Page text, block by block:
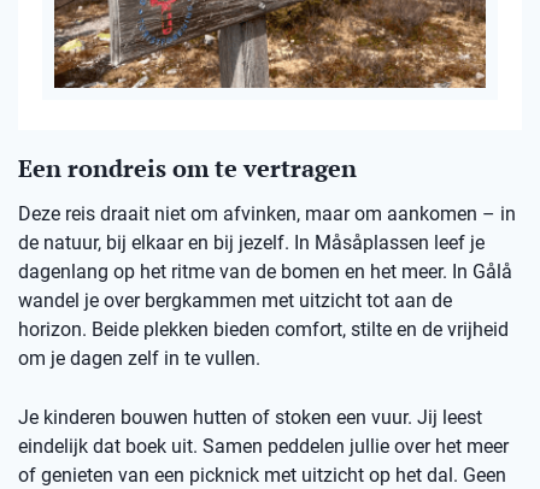
Een rondreis om te vertragen
Deze reis draait niet om afvinken, maar om aankomen – in
de natuur, bij elkaar en bij jezelf. In Måsåplassen leef je
dagenlang op het ritme van de bomen en het meer. In Gålå
wandel je over bergkammen met uitzicht tot aan de
horizon. Beide plekken bieden comfort, stilte en de vrijheid
om je dagen zelf in te vullen.
Je kinderen bouwen hutten of stoken een vuur. Jij leest
eindelijk dat boek uit. Samen peddelen jullie over het meer
of genieten van een picknick met uitzicht op het dal. Geen